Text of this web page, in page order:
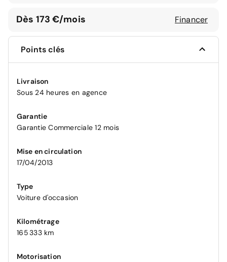
Dès 173 €/mois Financer
Points clés
Livraison
Sous 24 heures en agence
Garantie
Garantie Commerciale 12 mois
Mise en circulation
17/04/2013
Type
Voiture d'occasion
Kilométrage
165 333 km
Motorisation